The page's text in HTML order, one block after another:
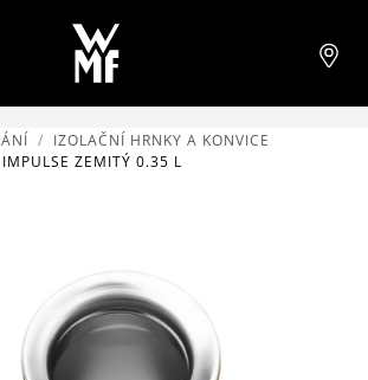
IZOLAČNÍ HRNKY A KONVICE
ZEMITÝ 0.35 L